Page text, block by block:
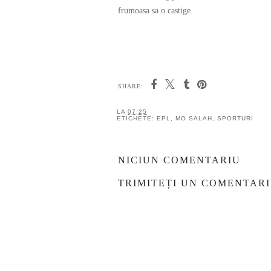
frumoasa sa o castige.
SHARE:
LA 07:25
ETICHETE: EPL, MO SALAH , SPORTURI
NICIUN COMENTARIU
TRIMITEȚI UN